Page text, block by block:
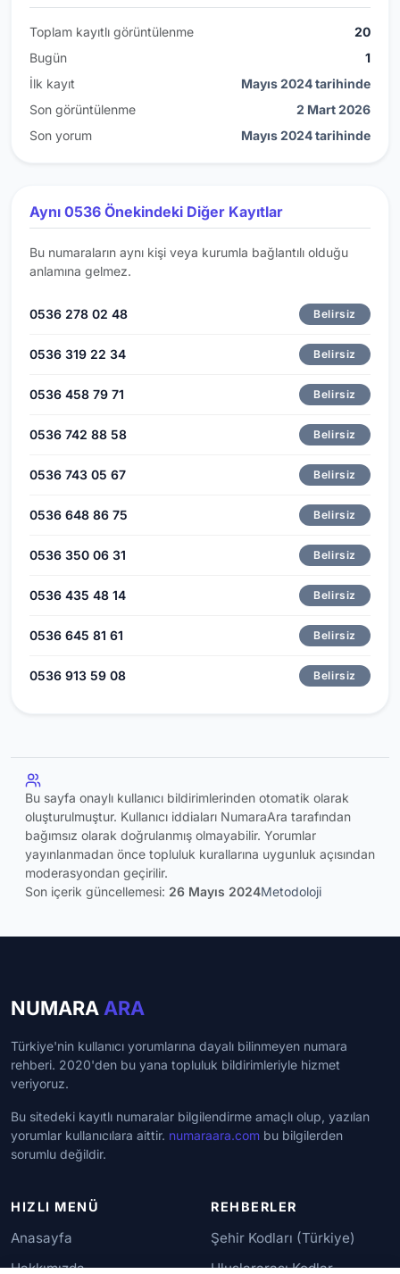
Toplam kayıtlı görüntülenme
20
Bugün
1
İlk kayıt
Mayıs 2024 tarihinde
Son görüntülenme
2 Mart 2026
Son yorum
Mayıs 2024 tarihinde
Aynı 0536 Önekindeki Diğer Kayıtlar
Bu numaraların aynı kişi veya kurumla bağlantılı olduğu
anlamına gelmez.
0536 278 02 48 Belirsiz
0536 319 22 34 Belirsiz
0536 458 79 71 Belirsiz
0536 742 88 58 Belirsiz
0536 743 05 67 Belirsiz
0536 648 86 75 Belirsiz
0536 350 06 31 Belirsiz
0536 435 48 14 Belirsiz
0536 645 81 61 Belirsiz
0536 913 59 08 Belirsiz
Bu sayfa onaylı kullanıcı bildirimlerinden otomatik olarak
oluşturulmuştur. Kullanıcı iddiaları NumaraAra tarafından
bağımsız olarak doğrulanmış olmayabilir. Yorumlar
yayınlanmadan önce topluluk kurallarına uygunluk açısından
moderasyondan geçirilir.
Son içerik güncellemesi: 26 Mayıs 2024Metodoloji
NUMARA ARA
Türkiye'nin kullanıcı yorumlarına dayalı bilinmeyen numara
rehberi. 2020'den bu yana topluluk bildirimleriyle hizmet
veriyoruz.
Bu sitedeki kayıtlı numaralar bilgilendirme amaçlı olup, yazılan
yorumlar kullanıcılara aittir. numaraara.com bu bilgilerden
sorumlu değildir.
HIZLI MENÜ
Anasayfa
Hakkımızda
REHBERLER
Şehir Kodları (Türkiye)
Uluslararası Kodlar